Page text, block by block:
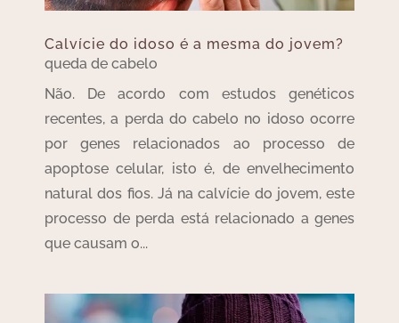
Calvície do idoso é a mesma do jovem?
queda de cabelo
Não. De acordo com estudos genéticos
recentes, a perda do cabelo no idoso ocorre
por genes relacionados ao processo de
apoptose celular, isto é, de envelhecimento
natural dos fios. Já na calvície do jovem, este
processo de perda está relacionado a genes
que causam o...